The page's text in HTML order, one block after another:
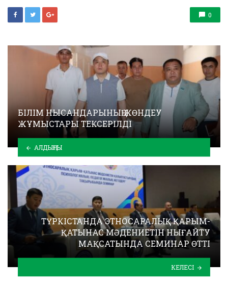
0
БІЛІМ НЫСАНДАРЫНЫҢ ЖӨНДЕУ
ЖҰМЫСТАРЫ ТЕКСЕРІЛДІ
АЛДЫҢҒЫ
ТҮРКІСТАНДА ЭТНОСАРАЛЫҚ ҚАРЫМ-
ҚАТЫНАС МӘДЕНИЕТІН НЫҒАЙТУ
МАҚСАТЫНДА СЕМИНАР ӨТТІ
КЕЛЕСІ